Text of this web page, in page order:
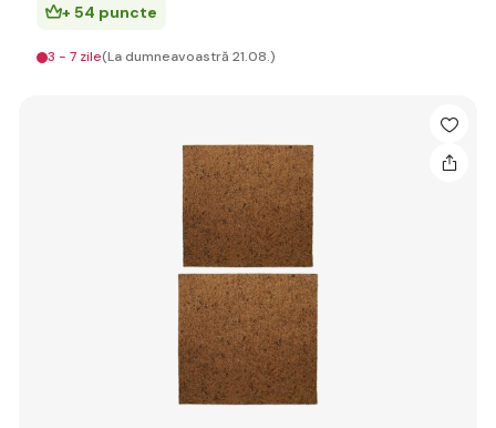
+ 54 puncte
3 - 7 zile(La dumneavoastră 21.08.)